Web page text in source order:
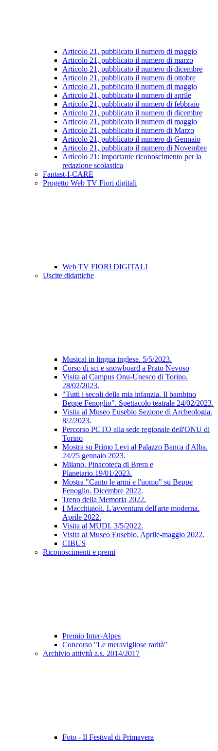
Articolo 21, pubblicato il numero di maggio
Articolo 21, pubblicato il numero di marzo
Articolo 21, pubblicato il numero di dicembre
Articolo 21, pubblicato il numero di ottobre
Articolo 21, pubblicato il numero di maggio
Articolo 21, pubblicato il numero di aprile
Articolo 21, pubblicato il numero di febbraio
Articolo 21, pubblicato il numero di dicembre
Articolo 21, pubblicato il numero di maggio
Articolo 21, pubblicato il numero di Marzo
Articolo 21, pubblicato il numero di Gennaio
Articolo 21, pubblicato il numero di Novembre
Articolo 21: importante riconoscimento per la
redazione scolastica
Fantast-I-CARE
Progetto Web TV Fiori digitali
Web TV FIORI DIGITALI
Uscite didattiche
Musical in lingua inglese. 5/5/2023.
Corso di sci e snowboard a Prato Nevoso
Visita al Campus Onu-Unesco di Torino.
28/02/2023.
"Tutti i secoli della mia infanzia. Il bambino
Beppe Fenoglio". Spettacolo teatrale 24/02/2023.
Visita al Museo Eusebio Sezione di Archeologia.
8/2/2023.
Percorso PCTO alla sede regionale dell'ONU di
Torino
Mostra su Primo Levi al Palazzo Banca d'Alba.
24/25 gennaio 2023.
Milano, Pinacoteca di Brera e
Planetario.19/01/2023.
Mostra "Canto le armi e l'uomo" su Beppe
Fenoglio. Dicembre 2022.
Treno della Memoria 2022.
I Macchiaioli. L'avventura dell'arte moderna.
Aprile 2022.
Visita al MUDI. 3/5/2022.
Visita al Museo Eusebio. Aprile-maggio 2022.
CIBUS
Riconoscimenti e premi
Premio Inter-Alpes
Concorso "Le meravigliose rarità"
Archivio attività a.s. 2014/2017
Foto - Il Festival di Primavera